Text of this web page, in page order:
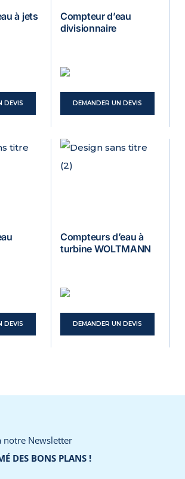
à jets
DEVIS
Compteur d’eau
divisionnaire
DEMANDER UN DEVIS
DEVIS
Compteurs d’eau à
turbine WOLTMANN
DEMANDER UN DEVIS
notre Newsletter
DES BONS PLANS !